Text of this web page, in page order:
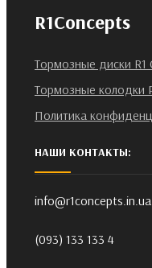
R1Concepts
Тормозные диски R1
Тормозные колодки
Политика
НАШИ КОНТАКТЫ:
info@r1concepts.in.ua
(093) 133 133 4